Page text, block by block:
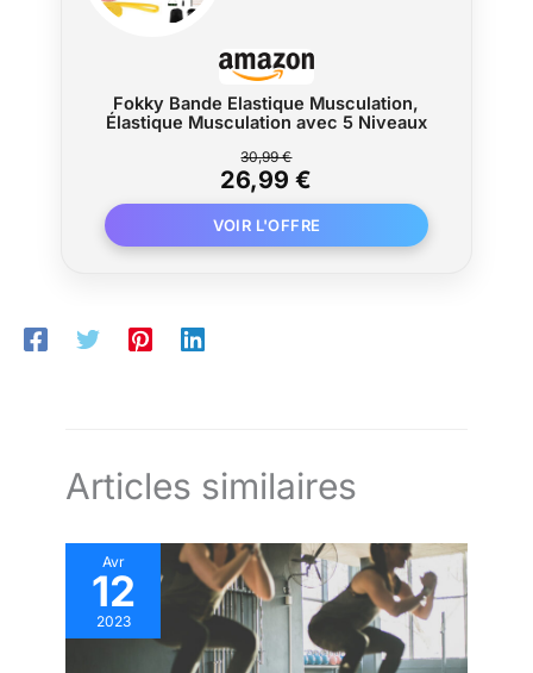
Fokky Bande Elastique Musculation,
Élastique Musculation avec 5 Niveaux
30,99 €
26,99 €
Articles similaires
Avr
12
2023